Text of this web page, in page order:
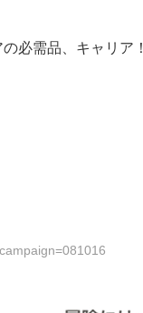
必需品、キャリア！